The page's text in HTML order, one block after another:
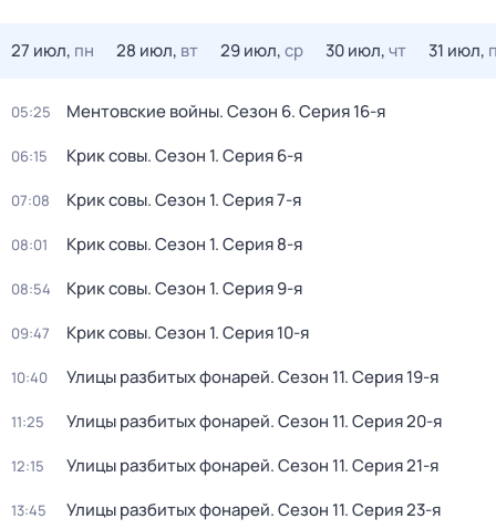
27 июл, пн 28 июл, вт 29 июл,ср 30 июл,чт 31 июл,
05:25 Ментовские войны. Сезон 6. Серия 16-я
06:15 Крик совы. Сезон 1. Серия 6-я
07:08 Крик совы. Сезон 1. Серия 7-я
08:01 Крик совы. Сезон 1. Серия 8-я
08:54 Крик совы. Сезон 1. Серия 9-я
09:47 Крик совы. Сезон 1. Серия 10-я
10:40 Улицы разбитых фонарей. Сезон 11. Серия 19-я
11:25 Улицы разбитых фонарей. Сезон 11. Серия 20-я
12:15 Улицы разбитых фонарей. Сезон 11. Серия 21-я
13:45 Улицы разбитых фонарей. Сезон 11. Серия 23-я